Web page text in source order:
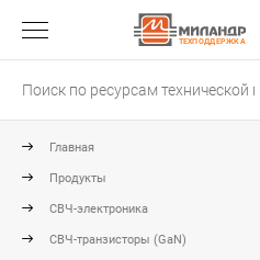
ТЕХПОДДЕРЖКА
Главная
Продукты
СВЧ-электроника
СВЧ-транзисторы (GaN)